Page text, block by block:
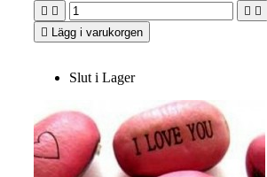
   
 Lägg i varukorgen
Slut i Lager